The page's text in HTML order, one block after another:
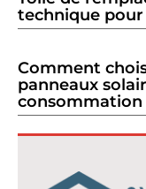
technique
Comment
panneaux
consommation